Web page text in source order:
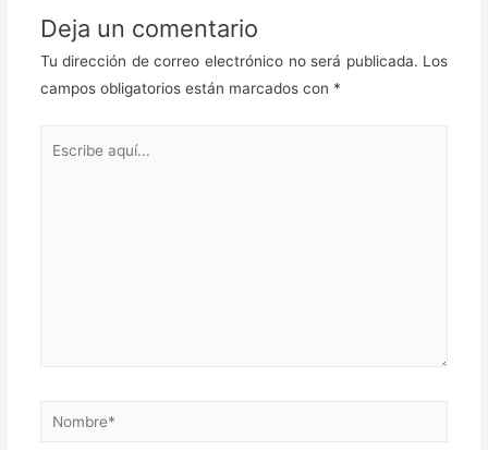
Deja un comentario
Tu dirección de correo electrónico no será publicada. Los
campos obligatorios están marcados con *
Nombre*